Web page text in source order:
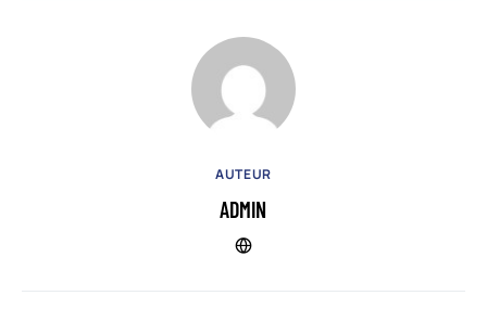
AUTEUR
ADMIN